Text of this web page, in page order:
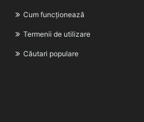
Cum funcționează
Termenii de utilizare
Căutari populare